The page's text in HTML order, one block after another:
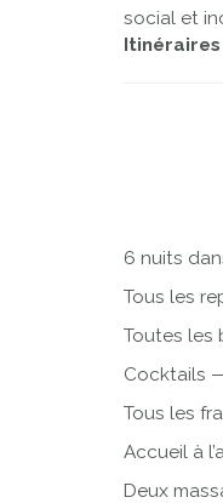
social et
Itinéraires
6 nuits
Tous les
Toutes les
Cocktails
Tous les
Accueil à
Deux